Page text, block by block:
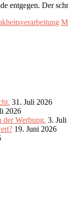
entgegen. Der
31. Juli 2026
2026
Werbung. 3.
19. Juni 2026